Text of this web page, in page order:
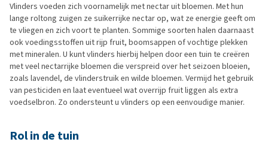
Vlinders voeden zich voornamelijk met nectar uit bloemen. Met hun
lange roltong zuigen ze suikerrijke nectar op, wat ze energie geeft om
te vliegen en zich voort te planten. Sommige soorten halen daarnaast
ook voedingsstoffen uit rijp fruit, boomsappen of vochtige plekken
met mineralen. U kunt vlinders hierbij helpen door een tuin te creëren
met veel nectarrijke bloemen die verspreid over het seizoen bloeien,
zoals lavendel, de vlinderstruik en wilde bloemen. Vermijd het gebruik
van pesticiden en laat eventueel wat overrijp fruit liggen als extra
voedselbron. Zo ondersteunt u vlinders op een eenvoudige manier.
Rol in de tuin